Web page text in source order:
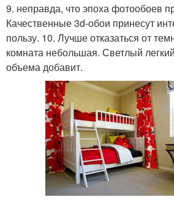
9. неправда, что эпоха фотообоев
Качественные 3d-обои принесут
пользу. 10. Лучше отказаться от
комната небольшая. Светлый
объема добавит.